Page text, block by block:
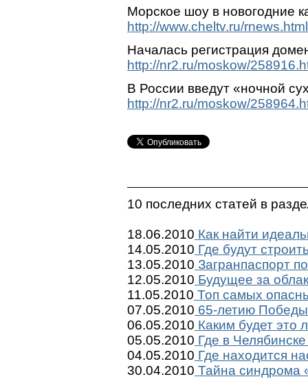
Морское шоу в новогодние
http://www.cheltv.ru/
Началась регистрация
http://nr2.ru/moskow/
В России введут «ночной
http://nr2.ru/moskow/
10 последних статей в
18.06.2010 Как найти
14.05.2010 Где будут
13.05.2010 Загранпаспорт
12.05.2010 Будущее за
11.05.2010 Топ самых
07.05.2010 65-летию
06.05.2010 Каким будет это
05.05.2010 Где в
04.05.2010 Где находится
30.04.2010 Тайна синдрома